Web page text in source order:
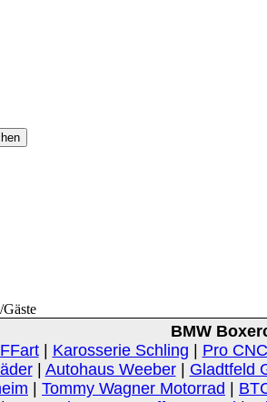
BMW
| Karosserie Schling | Pro CNC
| Autohaus Weeber| Gladtfeld
| Tommy Wagner Motorrad |